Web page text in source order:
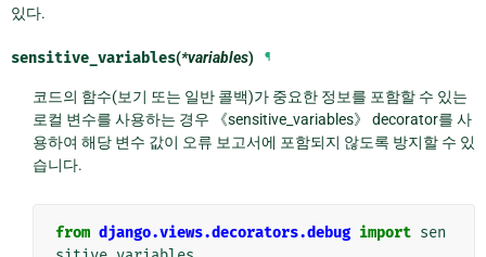
있다.
sensitive_variables(*variables) ¶
코드의 함수(보기 또는 일반 콜백)가 중요한 정보를 포함할 수 있는
로컬 변수를 사용하는 경우 《sensitive_variables》 decorator를 사
용하여 해당 변수 값이 오류 보고서에 포함되지 않도록 방지할 수 있
습니다.
from django.views.decorators.debug import sen